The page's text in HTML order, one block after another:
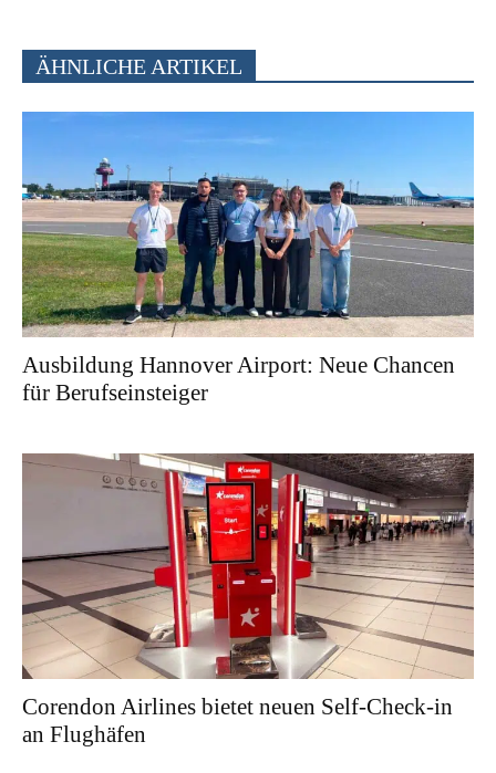
ÄHNLICHE ARTIKEL
Ausbildung Hannover Airport: Neue Chancen
für Berufseinsteiger
Corendon Airlines bietet neuen Self-Check-in
an Flughäfen